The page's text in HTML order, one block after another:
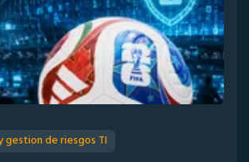
gestion de riesgos TI